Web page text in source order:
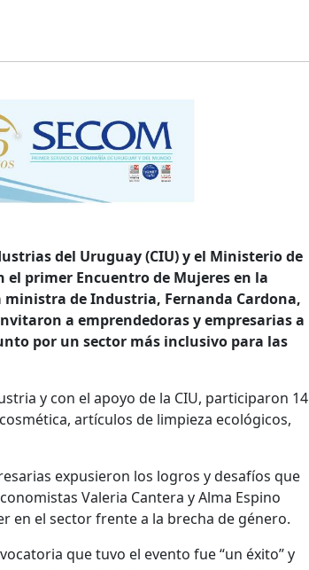
del Uruguay (CIU) y el Ministerio de
primer Encuentro de Mujeres en la
de Industria, Fernanda Cardona,
a emprendedoras y empresarias a
por un sector más inclusivo para las
y con el apoyo de la CIU, participaron 14
artículos de limpieza ecológicos,
expusieron los logros y desafíos que
Valeria Cantera y Alma Espino
en el sector frente a la brecha de género.
que tuvo el evento fue “un éxito” y